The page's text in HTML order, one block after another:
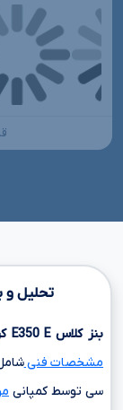
تحلیل و
بنز کلاسE
E350
مشخصات فنی
سی توسط کمپانی